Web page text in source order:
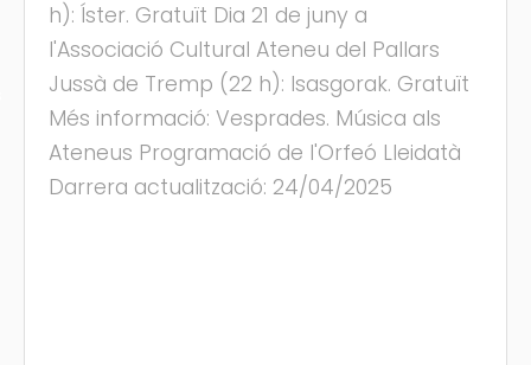
h): Íster. Gratuït Dia 21 de juny a
l'Associació Cultural Ateneu del Pallars
Jussà de Tremp (22 h): Isasgorak. Gratuït
Més informació: Vesprades. Música als
Ateneus Programació de l'Orfeó Lleidatà
Darrera actualització: 24/04/2025